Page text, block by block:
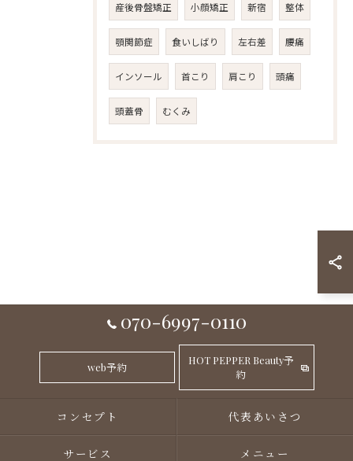
産後骨盤矯正 小顔矯正 新宿 整体
顎関節症 食いしばり 左右差 腰痛
インソール 首こり 肩こり 頭痛
頭蓋骨 むくみ
070-6997-0110
web予約
HOT PEPPER Beauty予
約
コンセプト 代表あいさつ
サービス メニュー